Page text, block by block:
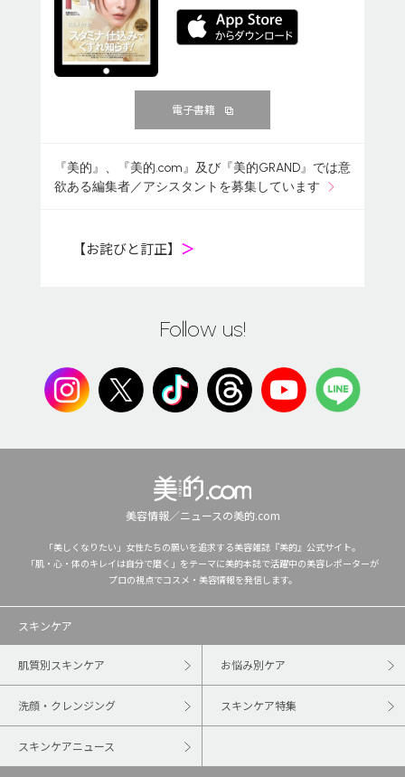
電子書籍
『美的』、『美的.com』及び『美的GRAND』では意
欲ある編集者／アシスタントを募集しています
【お詫びと訂正】 ＞
Follow us!
美容情報／ニュースの美的.com
「美しくなりたい」女性たちの願いを追求する美容雑誌『美的』公式サイト。
「肌・心・体のキレイは自分で磨く」をテーマに美的本誌で活躍中の美容レポーターが
プロの視点でコスメ・美容情報を発信します。
スキンケア
肌質別スキンケア お悩み別ケア
洗顔・クレンジング スキンケア特集
スキンケアニュース